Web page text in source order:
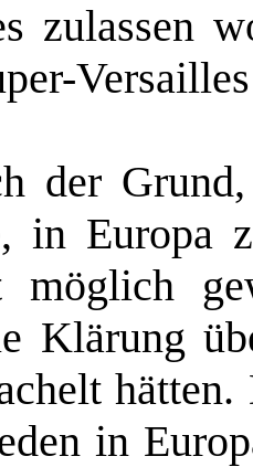
zulassen
der
in Europa
Klärung
in